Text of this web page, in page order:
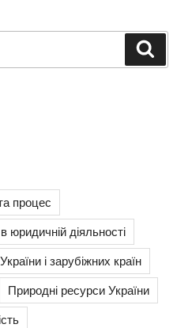
процес
юридичній діяльності
і зарубіжних країн
Природні ресурси України